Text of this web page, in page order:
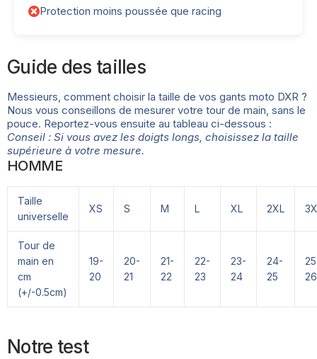
Protection moins poussée que racing
Guide des tailles
Messieurs, comment choisir la taille de vos gants moto DXR ?
Nous vous conseillons de mesurer votre tour de main, sans le
pouce. Reportez-vous ensuite au tableau ci-dessous :
Conseil : Si vous avez les doigts longs, choisissez la taille
supérieure à votre mesure.
HOMME
Taille
universelle
XS S M L XL 2XL
Tour de
main en
cm
(+/-0.5cm)
19-
20
20-
21
21-
22
22-
23
23-
24
24-
25
26
Notre test